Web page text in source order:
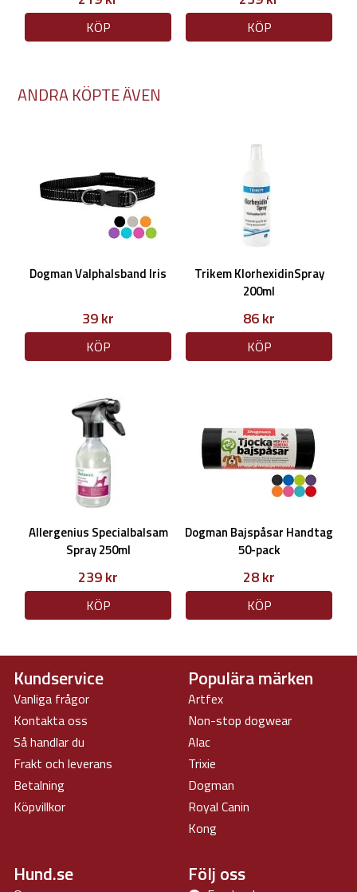
KÖP KÖP
ANDRA KÖPTE ÄVEN
Dogman Valphalsband Iris
39 kr
KÖP
Trikem KlorhexidinSpray
200ml
86 kr
KÖP
Allergenius Specialbalsam
Spray 250ml
239 kr
KÖP
Dogman Bajspåsar Handtag
50-pack
28 kr
KÖP
Kundservice
Vanliga frågor
Kontakta oss
Så handlar du
Frakt och leverans
Betalning
Köpvillkor
Populära märken
Artfex
Non-stop dogwear
Alac
Trixie
Dogman
Royal Canin
Kong
Hund.se Följ oss